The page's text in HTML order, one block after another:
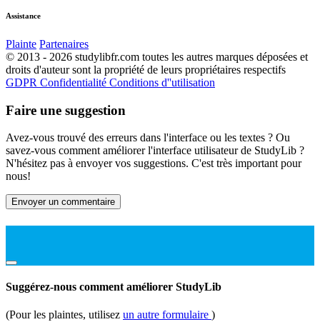
Assistance
Plainte Partenaires
© 2013 - 2026 studylibfr.com toutes les autres marques déposées et
droits d'auteur sont la propriété de leurs propriétaires respectifs
GDPR Confidentialité Conditions d''utilisation
Faire une suggestion
Avez-vous trouvé des erreurs dans l'interface ou les textes ? Ou
savez-vous comment améliorer l'interface utilisateur de StudyLib ?
N'hésitez pas à envoyer vos suggestions. C'est très important pour
nous!
Envoyer un commentaire
Suggérez-nous comment améliorer StudyLib
(Pour les plaintes, utilisez un autre formulaire )